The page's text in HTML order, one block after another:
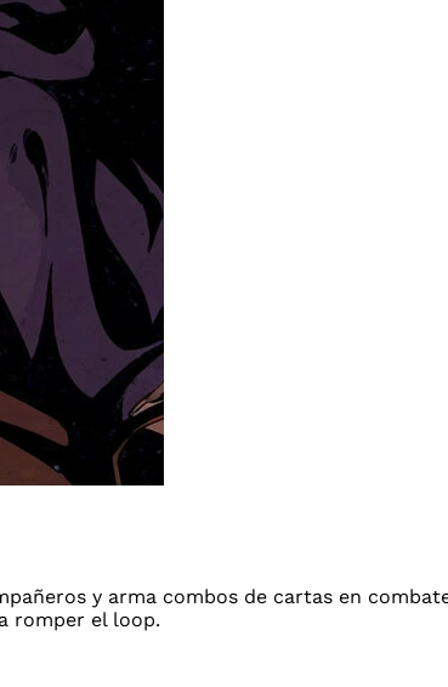
y arma combos de cartas en
romper el loop.